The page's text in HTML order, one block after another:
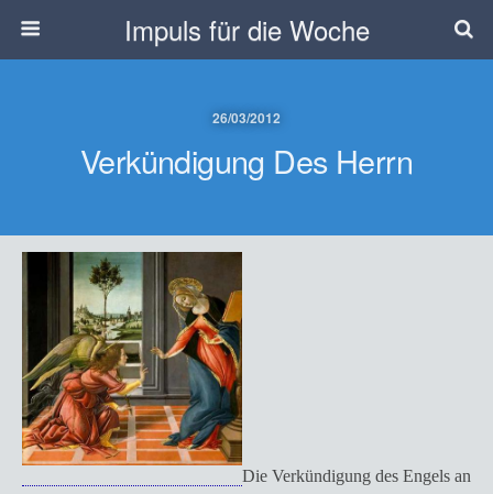
Impuls für die Woche
26/03/2012
Verkündigung Des Herrn
Die Verkündigung des Engels an